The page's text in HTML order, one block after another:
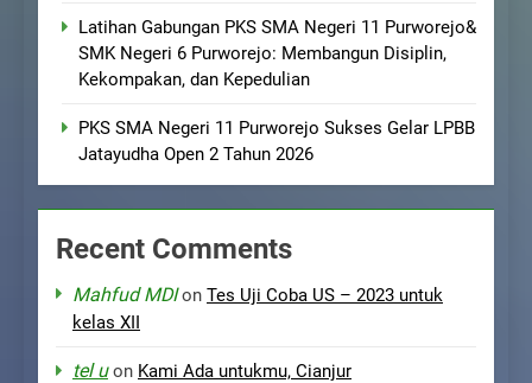
Latihan Gabungan PKS SMA Negeri 11 Purworejo&
SMK Negeri 6 Purworejo: Membangun Disiplin,
Kekompakan, dan Kepedulian
PKS SMA Negeri 11 Purworejo Sukses Gelar LPBB
Jatayudha Open 2 Tahun 2026
Recent Comments
Mahfud MDIon Tes Uji Coba US – 2023 untuk
kelas XII
tel uon Kami Ada untukmu, Cianjur